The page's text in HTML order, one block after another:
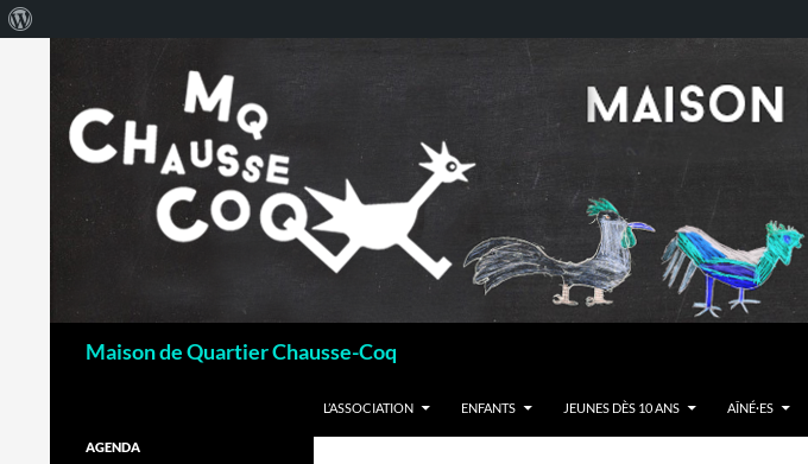
WordPress
Maison de Quartier Chausse-Coq
L’ASSOCIATION
ENFANTS JEUNES DÈS 10 ANS AÎNÉ·ES
AGENDA